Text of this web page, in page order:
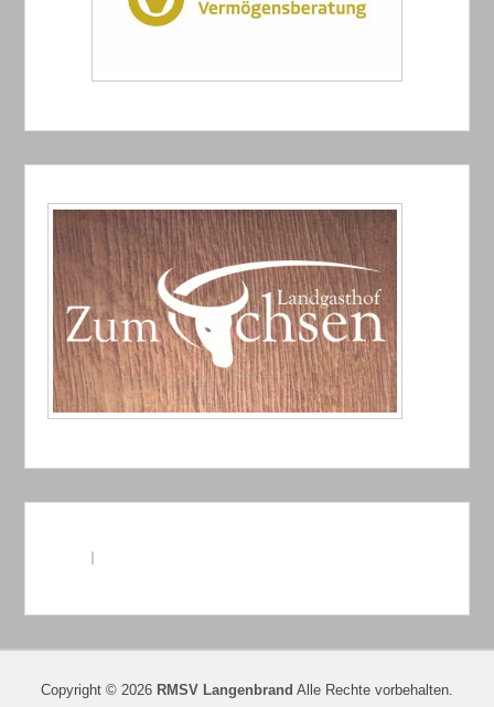
Copyright © 2026 RMSV Langenbrand Alle Rechte vorbehalten.